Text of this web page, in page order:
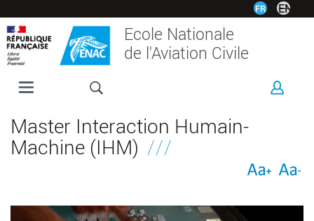
au
contenu
principal
FR EN
Ecole Nationale
de l'Aviation Civile
FORMATIONS
RECHERCHE
VIE ÉTUDIANTE
Master Interaction Humain-
Machine (IHM)